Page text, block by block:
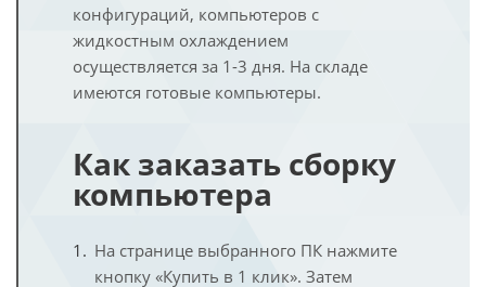
конфигураций, компьютеров с
жидкостным охлаждением
осуществляется за 1-3 дня. На складе
имеются готовые компьютеры.
Как заказать сборку
компьютера
На странице выбранного ПК нажмите
кнопку «Купить в 1 клик». Затем